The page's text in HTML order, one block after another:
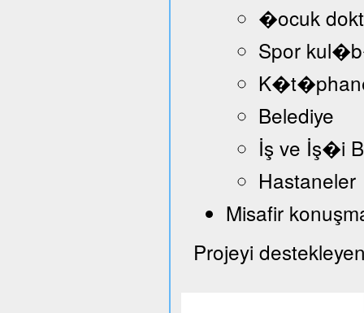
�ocuk
Spor
Belediye
İş ve İş�i
Hastaneler
Misafir
Projeyi